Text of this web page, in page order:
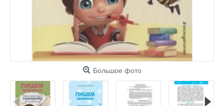
Большое фото